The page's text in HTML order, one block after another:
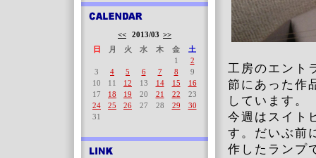
工房のエント
節にあった作
しています。
今週はスイト
す。だいぶ前
作したランプ
<< 2013/03 >>
日
月 火 水 木 金
土
1
2
3
4 5 6 7 8
9
10
11 12 13 14 15
16
17
18 19 20 21 22
23
24
25 26 27 28 29
30
31